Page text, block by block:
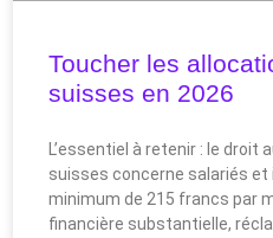
Toucher les
suisses en 2026
L’essentiel à retenir : le
suisses concerne salariés
minimum de 215 francs par
financière substantielle,